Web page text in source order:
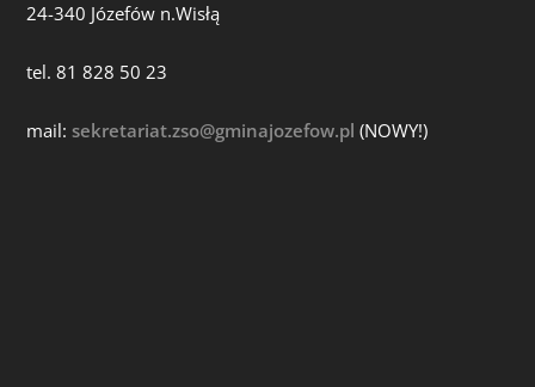
24-340 Józefów n.Wisłą
tel. 81 828 50 23
mail:sekretariat.zso@gminajozefow.pl (NOWY!)